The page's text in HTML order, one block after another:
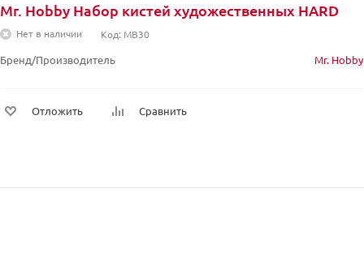
Mr. Hobby Набор кистей художественных HARD
Нет в наличии Код: MB30
Бренд/Производитель Mr. Hobby
Отложить Сравнить